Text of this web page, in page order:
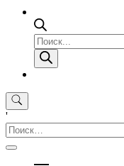
Поиск
товаров
'
Найти: